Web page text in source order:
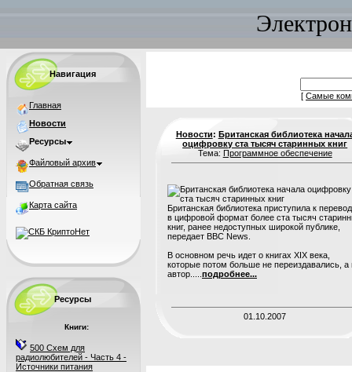
Навигация
Главная
Новости
Ресурсы
Файловый архив
Обратная связь
Карта сайта
Ресурсы
Книги:
500 Схем для
радиолюбителей - Часть 4 -
Источники питания
[ Самые
Новости: Британская библиотека
оцифровку ста тысяч старинных книг
Тема: Программное обеспечение
Британская библиотека приступила к
в цифровой формат более ста тысяч
книг, ранее недоступных широкой публике,
передает BBC News.
В основном речь идет о книгах XIX века,
которые потом больше не переиздавались, а
автор..... подробнее...
01.10.2007